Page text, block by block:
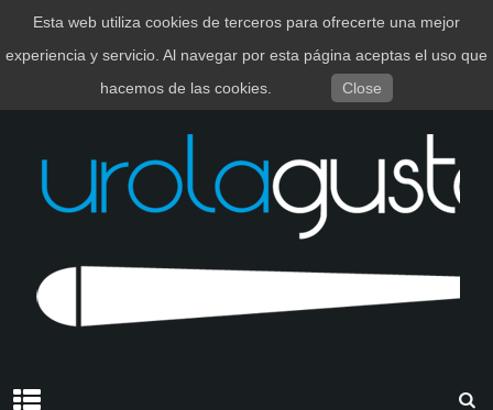
EUSKARA ESPAÑOL
Esta web utiliza cookies de terceros para ofrecerte una mejor
experiencia y servicio. Al navegar por esta página aceptas el uso que
hacemos de las cookies.
Close